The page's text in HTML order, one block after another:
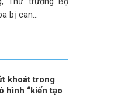
bị can...
khoát trong
hình “kiến tạo